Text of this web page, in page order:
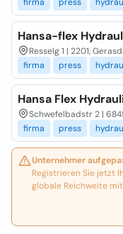
Hansa-flex
Resselg 1 | 2201,
firma
press
Hansa Flex
Schwefelbadstr 2 |
firma
press
Unternehmer
Registrieren Sie jetzt
globale Reichweite